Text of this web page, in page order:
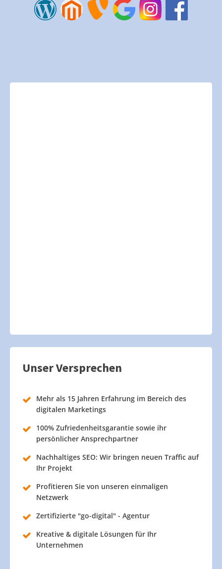
Unser Versprechen
Mehr als 15 Jahren Erfahrung im Bereich des
digitalen Marketings
100% Zufriedenheitsgarantie sowie ihr
persönlicher Ansprechpartner
Nachhaltiges SEO: Wir bringen neuen Traffic auf
Ihr Projekt
Profitieren Sie von unseren einmaligen
Netzwerk
Zertifizierte "go-digital" - Agentur
Kreative & digitale Lösungen für Ihr
Unternehmen